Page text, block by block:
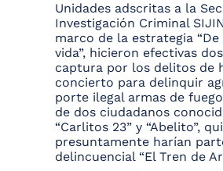
Unidades adscritas a la
Investigación Criminal
marco de la estrategia
vida”, hicieron efectivas
captura por los delitos de
concierto para delinquir
porte ilegal armas de
de dos ciudadanos
“Carlitos 23” y “Abelito”,
presuntamente harían
delincuencial “El Tren de